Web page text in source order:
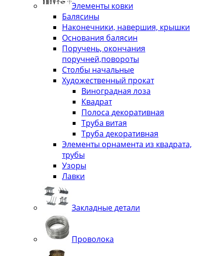
Элементы ковки
Балясины
Наконечники, навершия, крышки
Основания балясин
Поручень, окончания
поручней,повороты
Столбы начальные
Художественный прокат
Виноградная лоза
Квадрат
Полоса декоративная
Труба витая
Труба декоративная
Элементы орнамента из квадрата,
трубы
Узоры
Лавки
Закладные детали
Проволока